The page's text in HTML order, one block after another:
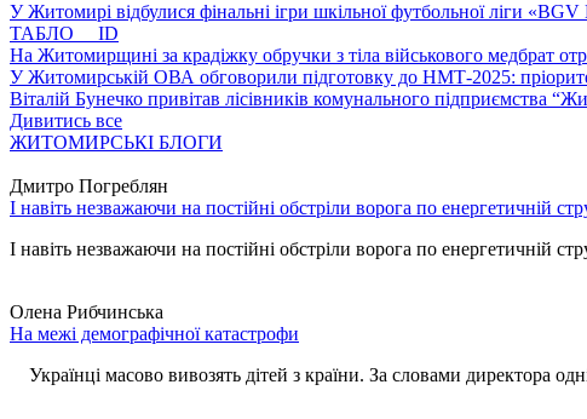
У Житомирі відбулися фінальні ігри шкільної футбольної ліги
ТАБЛО ID
На Житомирщині за крадіжку обручки з тіла військового медбрат
У Житомирській ОВА обговорили підготовку до НМТ-2025:
Віталій Бунечко привітав лісівників комунального підприємства
Дивитись все
ЖИТОМИРСЬКІ БЛОГИ
Дмитро Погреблян
І навіть незважаючи на постійні обстріли ворога по енергетичній
І навіть незважаючи на постійні обстріли ворога по енергетичній
Олена Рибчинська
На межі демографічної катастрофи
Українці масово вивозять дітей з країни. За словами директора